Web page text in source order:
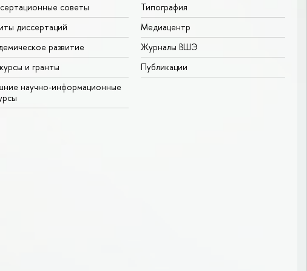
советы
диссертаций
развитие
и гранты
научно-информационные
Типография
Медиацентр
Журналы ВШЭ
Публикации